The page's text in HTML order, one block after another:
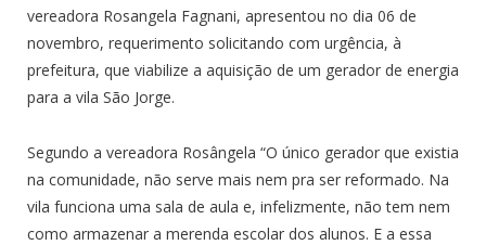
vereadora Rosangela Fagnani, apresentou no dia 06 de
novembro, requerimento solicitando com urgência, à
prefeitura, que viabilize a aquisição de um gerador de energia
para a vila São Jorge.
Segundo a vereadora Rosângela “O único gerador que existia
na comunidade, não serve mais nem pra ser reformado. Na
vila funciona uma sala de aula e, infelizmente, não tem nem
como armazenar a merenda escolar dos alunos. E a essa